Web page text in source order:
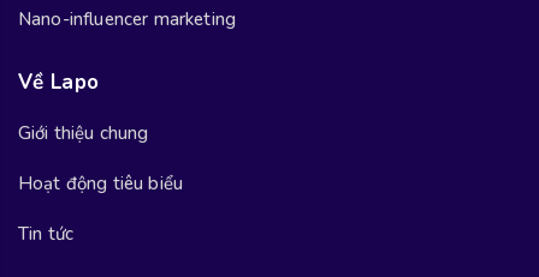
Nano-influencer marketing
Về Lapo
Giới thiệu chung
Hoạt động tiêu biểu
Tin tức